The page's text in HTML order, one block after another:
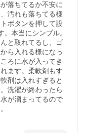
落ちてるか不安に
汚れも落ちてる様
ボタンを押して設
本当にシンプル。
と取れてるし、ゴ
ら入れる様になっ
ろに水が入ってき
ます。柔軟剤もす
剤は入れすぎると
洗濯が終わったら
が溜まってるので